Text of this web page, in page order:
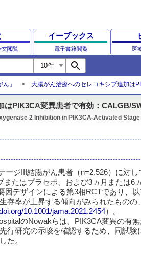
文閲覧
イーブックス
電子書籍閲覧 医
search
」 大腸がん治療へのセレコキシブ追加は
はPIK3CA変異患者で有効：CALGB/
2 Inhibition in PIK3CA-Activated
ージIII結腸がん患者（n=2,526）に対し
たはプラセボ、および3ヵ月または6
因デザインによる第3相RCTであり、
存率が上昇する傾向がみられたものの
10.1001/jama.2021.2454）。
のNowakらは、PIK3CA変異の有
行研究の示唆を確認するため、同試験
た。